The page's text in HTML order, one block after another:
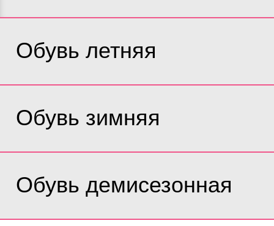
Обувь летняя
Обувь зимняя
Обувь демисезонная